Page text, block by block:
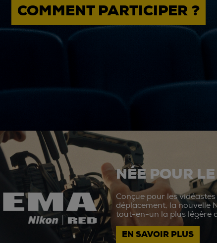
COMMENT PARTICIPER ?
NÉE POUR
Conçue pour les
déplacement, la nouvelle
tout-en-un la plus légère
EN SAVOIR PLUS